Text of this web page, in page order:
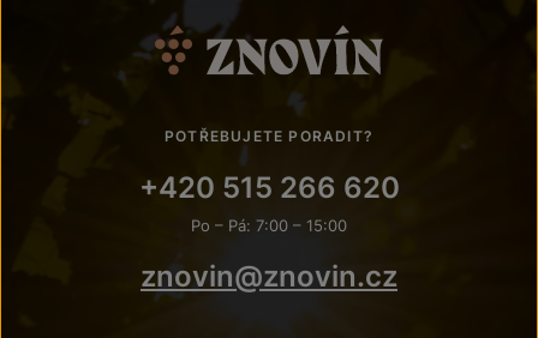
POTŘEBUJETE PORADIT?
+420 515 266 620
Po – Pá: 7:00 – 15:00
znovin@znovin.cz